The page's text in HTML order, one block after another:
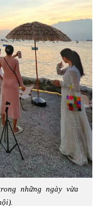
những ngày vừa